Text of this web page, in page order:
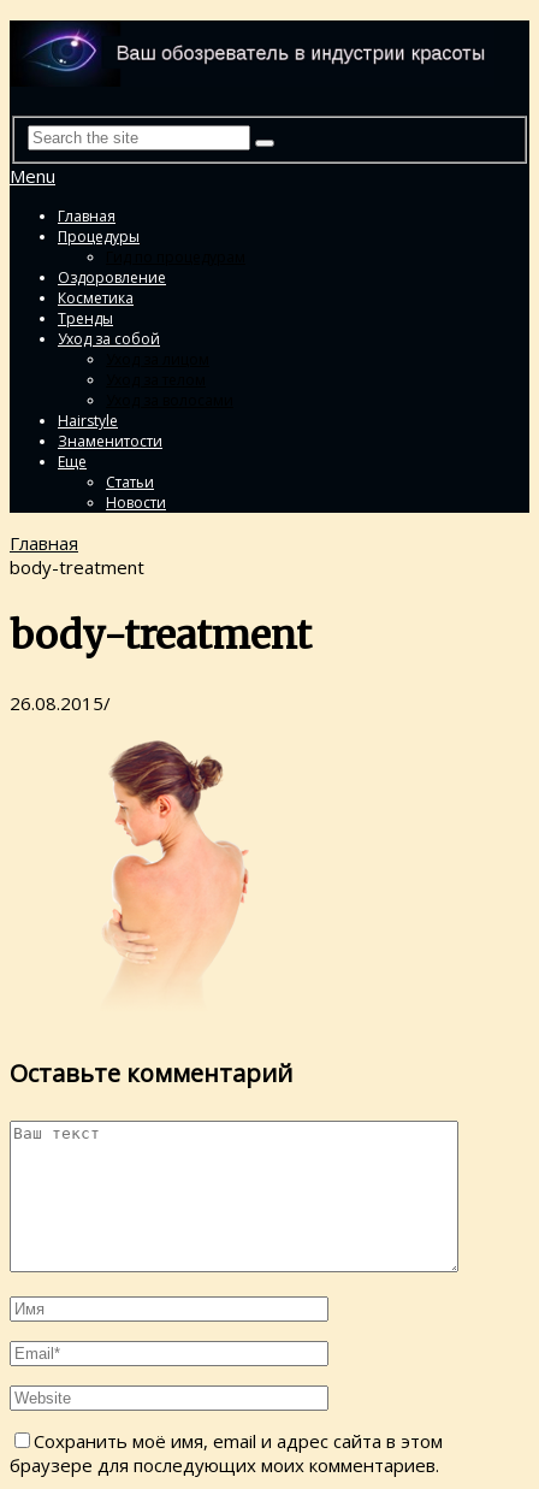
Menu
Главная
Процедуры
Оздоровление
Косметика
Тренды
Уход за собой
Hairstyle
Знаменитости
Еще
Статьи
Новости
Главная
body-treatment
body-treatment
26.08.2015/
Оставьте комментарий
Сохранить моё имя, email и адрес сайта в этом
браузере для последующих моих комментариев.